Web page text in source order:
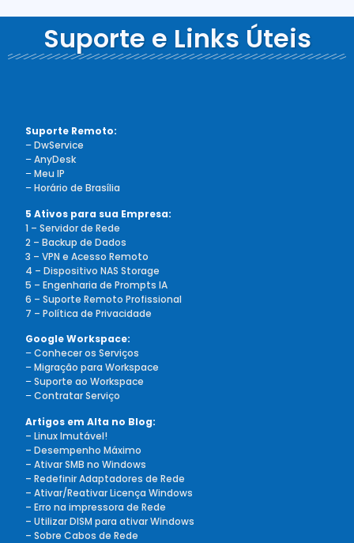
Suporte e Links Úteis
Suporte Remoto:
–DwService
–AnyDesk
–Meu IP
–Horário de Brasília
5 Ativos para sua Empresa:
1 – Servidor de Rede
2 – Backup de Dados
3 – VPN e Acesso Remoto
4 – Dispositivo NAS Storage
5 – Engenharia de Prompts IA
6 – Suporte Remoto Profissional
7 – Política de Privacidade
Google Workspace:
–Conhecer os Serviços
–Migração para Workspace
–Suporte ao Workspace
–Contratar Serviço
Artigos em Alta no Blog:
– Linux Imutável!
– Desempenho Máximo
– Ativar SMB no Windows
– Redefinir Adaptadores de Rede
– Ativar/Reativar Licença Windows
– Erro na impressora de Rede
– Utilizar DISM para ativar Windows
– Sobre Cabos de Rede